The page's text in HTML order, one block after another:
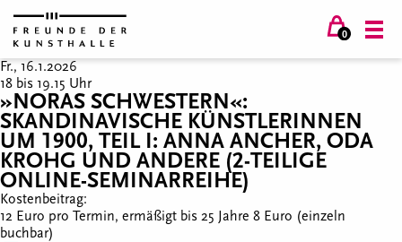
0
Fr., 16.1.2026
18 bis 19.15 Uhr
»NORAS SCHWESTERN«:
SKANDINAVISCHE KÜNSTLERINNEN
UM 1900, TEIL I: ANNA ANCHER, ODA
KROHG UND ANDERE (2-TEILIGE
ONLINE-SEMINARREIHE)
Kostenbeitrag:
12 Euro pro Termin, ermäßigt bis 25 Jahre 8 Euro (einzeln
buchbar)